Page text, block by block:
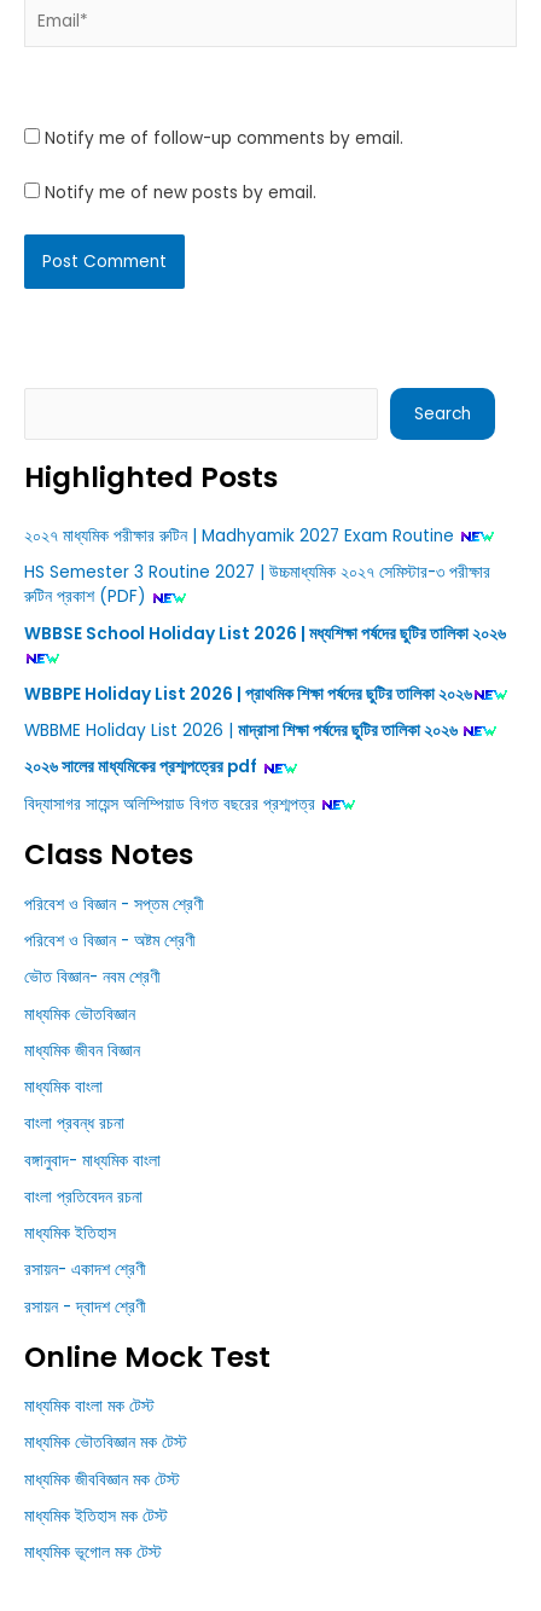
Notify me of follow-up comments by email.
Notify me of new posts by email.
Search
Highlighted Posts
২০২৭ মাধ্যমিক পরীক্ষার রুটিন | Madhyamik 2027 Exam Routine
HS Semester 3 Routine 2027 | উচ্চমাধ্যমিক ২০২৭ সেমিস্টার-৩ পরীক্ষার
রুটিন প্রকাশ (PDF)
WBBSE School Holiday List 2026 | মধ্যশিক্ষা পর্ষদের ছুটির তালিকা ২০২৬
WBBPE Holiday List 2026 | প্রাথমিক শিক্ষা পর্ষদের ছুটির তালিকা ২০২৬
WBBME Holiday List 2026 |
মাদ্রাসা শিক্ষা পর্ষদের ছুটির তালিকা ২০২৬
২০২৬ সালের মাধ্যমিকের প্রশ্মপত্রের pdf
বিদ্যাসাগর সায়েন্স অলিম্পিয়াড বিগত বছরের প্রশ্মপত্র
Class Notes
পরিবেশ ও বিজ্ঞান - সপ্তম শ্রেণী
পরিবেশ ও বিজ্ঞান - অষ্টম শ্রেণী
ভৌত বিজ্ঞান- নবম শ্রেণী
মাধ্যমিক ভৌতবিজ্ঞান
মাধ্যমিক জীবন বিজ্ঞান
মাধ্যমিক বাংলা
বাংলা প্রবন্ধ রচনা
বঙ্গানুবাদ- মাধ্যমিক বাংলা
বাংলা প্রতিবেদন রচনা
মাধ্যমিক ইতিহাস
রসায়ন- একাদশ শ্রেণী
রসায়ন - দ্বাদশ শ্রেণী
Online Mock Test
মাধ্যমিক বাংলা মক টেস্ট
মাধ্যমিক ভৌতবিজ্ঞান মক টেস্ট
মাধ্যমিক জীববিজ্ঞান মক টেস্ট
মাধ্যমিক ইতিহাস মক টেস্ট
মাধ্যমিক ভূগোল মক টেস্ট